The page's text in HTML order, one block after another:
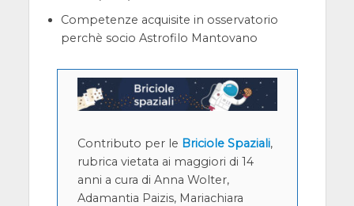
Competenze acquisite in osservatorio
perchè socio Astrofilo Mantovano
Contributo per le Briciole Spaziali,
rubrica vietata ai maggiori di 14
anni a cura di Anna Wolter,
Adamantia Paizis, Mariachiara